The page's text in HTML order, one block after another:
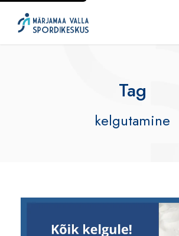
Tag
kelgutamine